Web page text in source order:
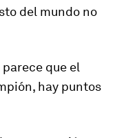
del mundo no
que el
hay puntos